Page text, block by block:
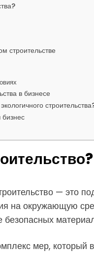
строительстве
в бизнесе
бизнес
— это
на окружающую
мер, который